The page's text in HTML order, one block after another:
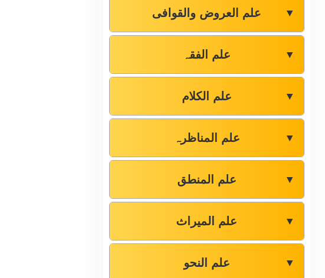
علم العروض والقوافی ▼
علم الفقہ ▼
علم الکلام ▼
علم المناظرہ ▼
علم المنطق ▼
علم المیراث ▼
علم النحو ▼